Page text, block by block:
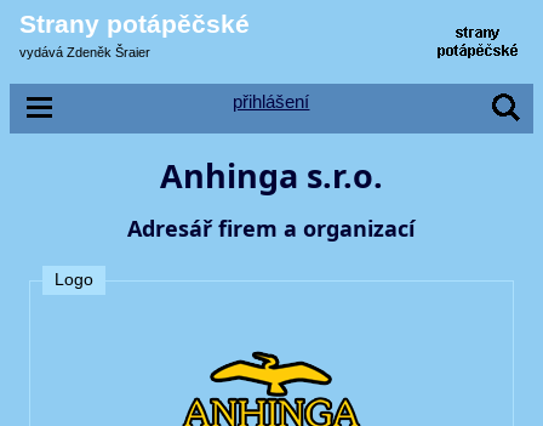
Strany potápěčské
vydává Zdeněk Šraier
přihlášení
Anhinga s.r.o.
Adresář firem a organizací
Logo